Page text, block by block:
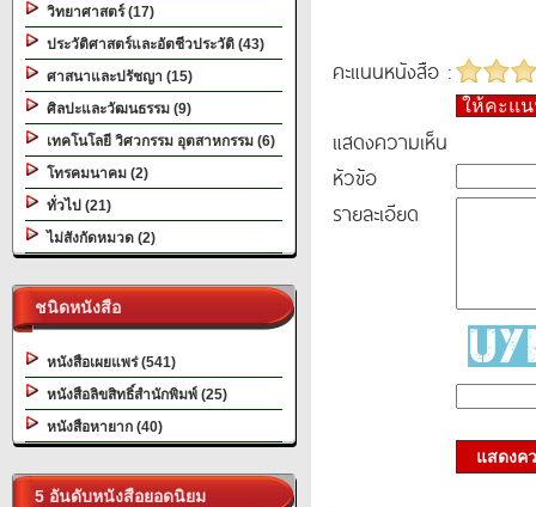
วิทยาศาสตร์ (17)
ประวัติศาสตร์และอัตชีวประวัติ (43)
ศาสนาและปรัชญา (15)
ศิลปะและวัฒนธรรม (9)
เทคโนโลยี วิศวกรรม อุตสาหกรรม (6)
โทรคมนาคม (2)
ทั่วไป (21)
ไม่สังกัดหมวด (2)
ชนิดหนังสือ
หนังสือเผยแพร่ (541)
หนังสือลิขสิทธิ์สำนักพิมพ์ (25)
หนังสือหายาก (40)
5 อันดับหนังสือยอดนิยม
คะแนนหนังสือ :
ให้คะแ
แสดงความเห็น
หัวข้อ
รายละเอียด
แสดงค